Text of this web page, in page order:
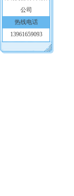
热线电话
13961659093